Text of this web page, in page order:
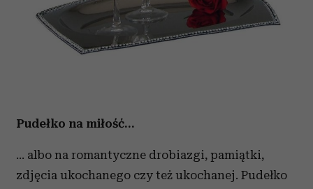
Pudełko na miłość…
… albo na romantyczne drobiazgi, pamiątki,
zdjęcia ukochanego czy też ukochanej. Pudełko